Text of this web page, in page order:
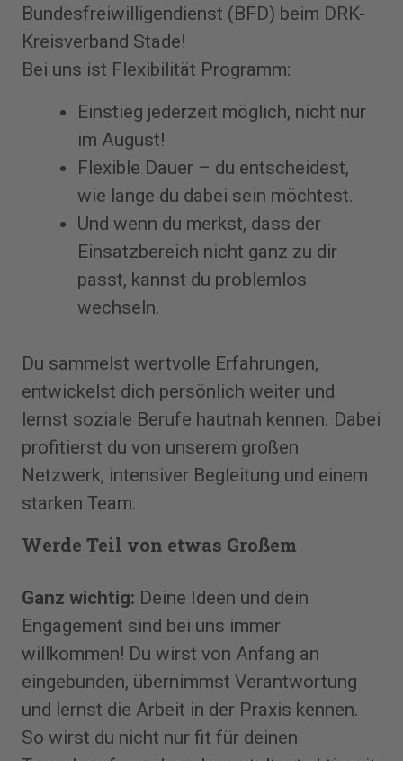
Bundesfreiwilligendienst (BFD) beim DRK-
Kreisverband Stade!
Bei uns ist Flexibilität Programm:
Einstieg jederzeit möglich, nicht nur
im August!
Flexible Dauer – du entscheidest,
wie lange du dabei sein möchtest.
Und wenn du merkst, dass der
Einsatzbereich nicht ganz zu dir
passt, kannst du problemlos
wechseln.
Du sammelst wertvolle Erfahrungen,
entwickelst dich persönlich weiter und
lernst soziale Berufe hautnah kennen. Dabei
profitierst du von unserem großen
Netzwerk, intensiver Begleitung und einem
starken Team.
Werde Teil von etwas Großem
Ganz wichtig: Deine Ideen und dein
Engagement sind bei uns immer
willkommen! Du wirst von Anfang an
eingebunden, übernimmst Verantwortung
und lernst die Arbeit in der Praxis kennen.
So wirst du nicht nur fit für deinen